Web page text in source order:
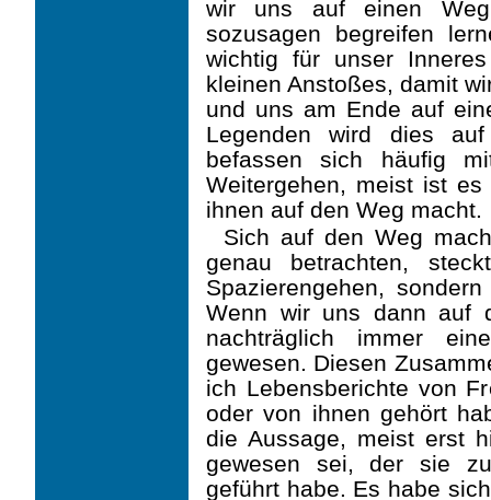
wir uns auf einen
sozusagen begreifen
wichtig für unser
kleinen Anstoßes, damit
und uns am Ende auf
Legenden wird dies
befassen sich häufig
Weitergehen, meist ist
ihnen auf den Weg macht.
Sich auf den Weg
genau betrachten,
Spazierengehen,
Wenn wir uns dann auf
nachträglich immer
gewesen. Diesen
ich Lebensberichte von
oder von ihnen gehört
die Aussage, meist erst
gewesen sei, der sie
geführt habe. Es habe